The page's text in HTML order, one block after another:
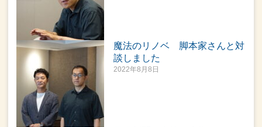
魔法のリノベ 脚本家さんと対
談しました
2022年8月8日